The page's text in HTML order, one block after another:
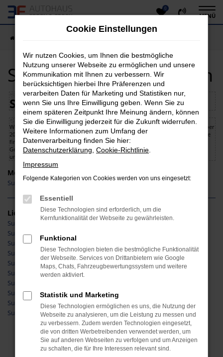
Zum
Hauptinhalt
0
MENÜ
Suzuki gebraucht kaufen
Suzuki gebraucht kaufen
Wir von der Autohaus Erben & Erben GmbH & Co.KG beschäftigen uns seit über
20 Jahren mit dem Handel von Suzuki Gebrauchtwagen. In der folgenden Liste
finden Sie eine Auswahl unserer jungen Suzuki Gebrauchtwagen. Alle Suzuki
Gebrauchtwagen werden einem ordentlichen Gebrauchtwagen-Check
unterzogen und mit einer einjährigen Gewährleistung an Sie verkauft.
Modelle
Suzuki Vitara Gebrauchtwagen
Lieferservice
Suzuki Gebrauchtwagen Frankfurt am Main
Suzuki Gebrauchtwagen Siegen
Suzuki Gebrauchtwagen Friedberg
Suzuki Gebrauchtwagen Wetzlar
Suzuki Gebrauchtwagen Gießen
Suzuki Gebrauchtwagen Herborn
Suzuki Gebrauchtwagen Dillenburg
Suzuki Gebrauchtwagen Weilburg
Suzuki Gebrauchtwagen Limburg
Suzuki Gebrauchtwagen Butzbach
Fehler: Network Error
Cookie Einstellungen
Wir nutzen Cookies, um Ihnen die bestmögliche
Nutzung unserer Webseite zu ermöglichen und unsere
Kommunikation mit Ihnen zu verbessern. Wir
berücksichtigen hierbei Ihre Präferenzen und
verarbeiten Daten für Marketing und Statistiken nur,
wenn Sie uns Ihre Einwilligung geben. Wenn Sie zu
einem späteren Zeitpunkt Ihre Meinung ändern, können
Sie die Einwilligung jederzeit für die Zukunft widerrufen.
Weitere Informationen zum Umfang der
Datenverarbeitung finden Sie hier:
Datenschutzerklärung Cookie-Richtlinie
Impressum
Folgende Kategorien von Cookies werden von uns eingesetzt:
Essentiell
Diese Technologien sind erforderlich, um die
Kernfunktionalität der Webseite zu gewährleisten.
Funktional
Diese Technologien bieten die bestmögliche Funktionalität
der Webseite. Services von Drittanbietern wie Google
Maps, Chats, Fahrzeugbewertungssystem und weitere
werden aktiviert.
Statistik und Marketing
Diese Technologien ermöglichen es uns, die Nutzung der
Webseite zu analysieren, um die Leistung zu messen und
zu verbessern. Zudem werden Technologien eingesetzt,
die von dritten Werbetreibenden verwendet werden, um
Sie auf anderen Webseiten zu verfolgen und um Anzeigen
zu schalten, die für Ihre Interessen relevant sind.